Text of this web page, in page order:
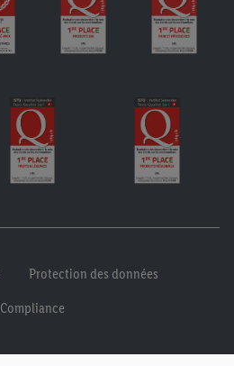
Protection des données
Compliance